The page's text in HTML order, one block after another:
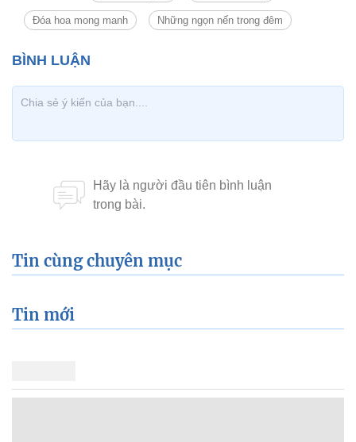
Đóa hoa mong manh Những ngọn nến trong đêm
Tin cùng chuyên mục
Tin mới